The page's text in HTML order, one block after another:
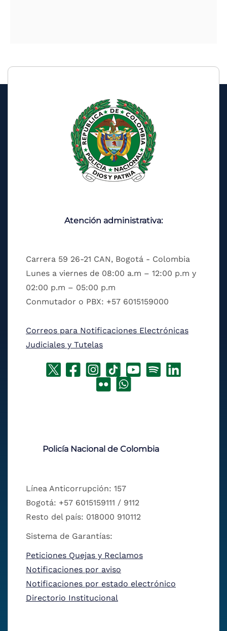
Atención administrativa:
Carrera 59 26-21 CAN, Bogotá - Colombia
Lunes a viernes de 08:00 a.m – 12:00 p.m y
02:00 p.m – 05:00 p.m
Conmutador o PBX: +57 6015159000
Correos para Notificaciones Electrónicas
Judiciales y Tutelas
Policía Nacional de Colombia
Línea Anticorrupción: 157
Bogotá: +57 6015159111 / 9112
Resto del país: 018000 910112
Sistema de Garantías:
Peticiones Quejas y Reclamos
Notificaciones por aviso
Notificaciones por estado electrónico
Directorio Institucional